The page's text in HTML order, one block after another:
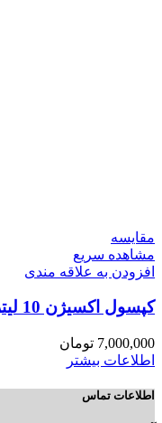
مقایسه
مشاهده سریع
افزودن به علاقه مندی
کپسول اکسیژن 10 لیتری آهنی چینی
7,000,000 تومان
اطلاعات بیشتر
اطلاعات تماس